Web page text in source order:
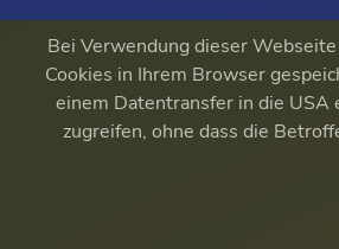
Bei Verwendung dieser
Cookies in Ihrem Browser
einem Datentransfer in die USA
zugreifen, ohne dass die